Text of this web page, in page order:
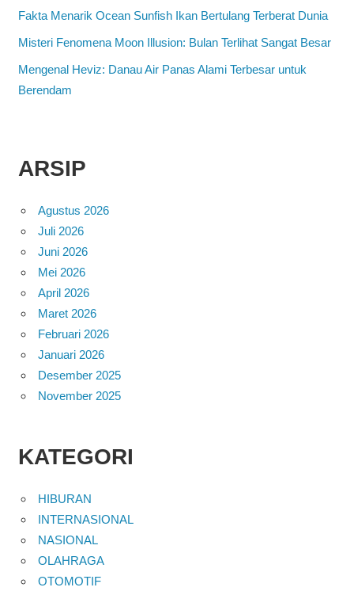
Fakta Menarik Ocean Sunfish Ikan Bertulang Terberat Dunia
Misteri Fenomena Moon Illusion: Bulan Terlihat Sangat Besar
Mengenal Heviz: Danau Air Panas Alami Terbesar untuk
Berendam
ARSIP
Agustus 2026
Juli 2026
Juni 2026
Mei 2026
April 2026
Maret 2026
Februari 2026
Januari 2026
Desember 2025
November 2025
KATEGORI
HIBURAN
INTERNASIONAL
NASIONAL
OLAHRAGA
OTOMOTIF